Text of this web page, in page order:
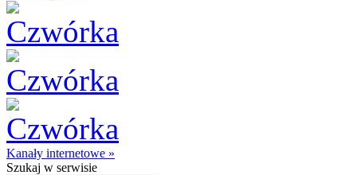
Kanały internetowe »
Szukaj w serwisie